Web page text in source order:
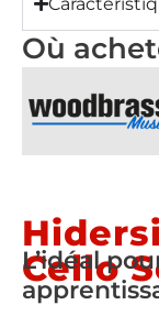
Où
Cello
L’idéal